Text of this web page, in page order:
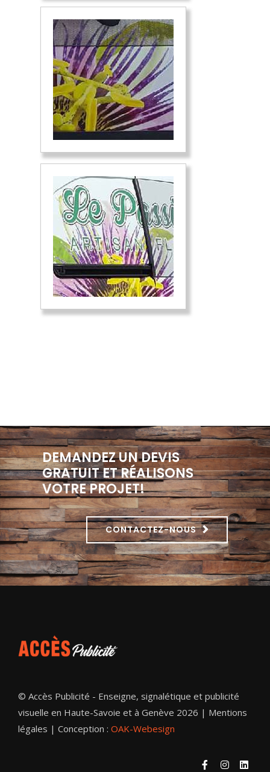
DEMANDEZ UN DEVIS
GRATUIT ET RÉALISONS
VOTRE PROJET!
CONTACTEZ-NOUS
© Accès Publicité - Enseigne, signalétique et publicité
visuelle en Haute-Savoie et à Genève 2026 | Mentions
légales | Conception : OAK-Webesign